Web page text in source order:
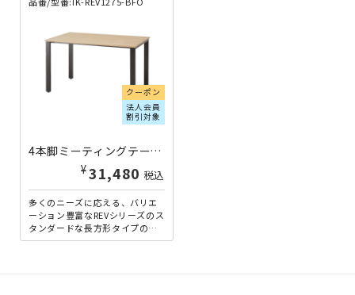
クーポン
法人会員
割引対象
4本脚ミーティングテーブル REVシリーズ W1200×D750×H720 ブラック×フォレスト IK-REV1275-BFO | 045211
¥31,480 税込
多くのニーズに応える、バリエ
ーション豊富なREVシリーズのス
タンダードな長方形タイプのW1
200×D750mmサイズです。ス